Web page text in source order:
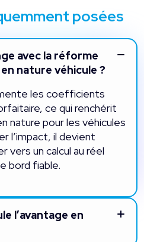
posées
avec la réforme
nature véhicule ?
les coefficients
ce qui renchérit
nature pour les véhicules
l’impact, il devient
vers un calcul au réel
bord fiable.
l’avantage en